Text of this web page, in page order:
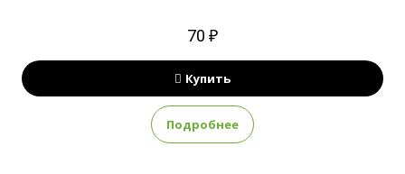
70 ₽
Купить
Подробнее